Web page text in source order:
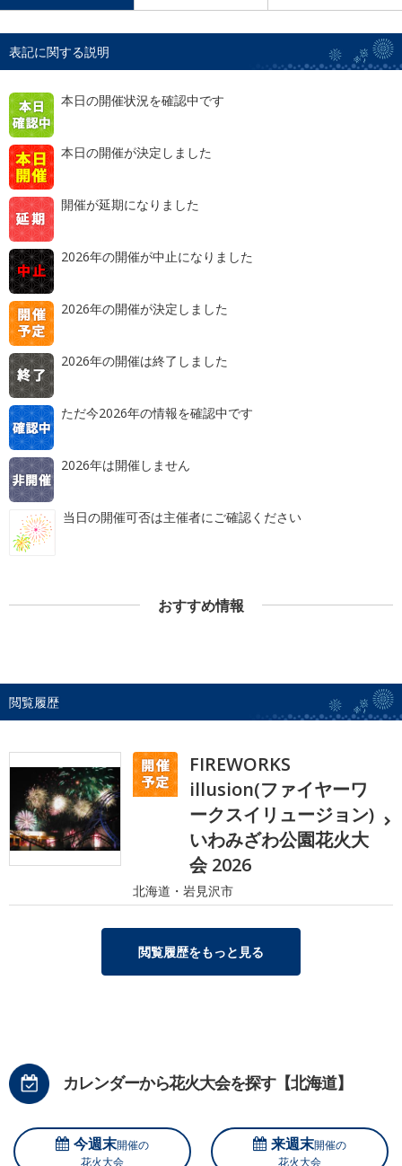
表記に関する説明
本日の開催状況を確認中です
本日の開催が決定しました
開催が延期になりました
2026年の開催が中止になりました
2026年の開催が決定しました
2026年の開催は終了しました
ただ今2026年の情報を確認中です
2026年は開催しません
当日の開催可否は主催者にご確認ください
おすすめ情報
閲覧履歴
FIREWORKS
illusion(ファイヤーワ
ークスイリュージョン)
いわみざわ公園花火大
会 2026
北海道・岩見沢市
閲覧履歴をもっと見る
カレンダーから花火大会を探す【北海道】
今週末開催の
花火大会
来週末開催の
花火大会